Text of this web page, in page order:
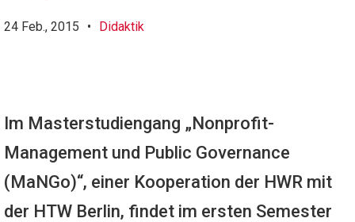
24 Feb., 2015 • Didaktik
Im Masterstudiengang „Nonprofit-
Management und Public Governance
(MaNGo)“, einer Kooperation der HWR mit
der HTW Berlin, findet im ersten Semester